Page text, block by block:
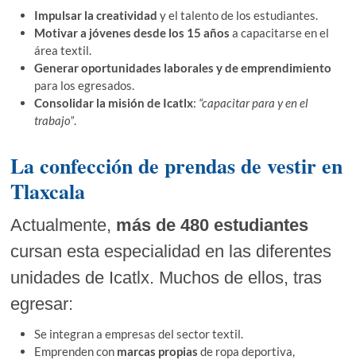
Impulsar la creatividad y el talento de los estudiantes.
Motivar a jóvenes desde los 15 años a capacitarse en el
área textil.
Generar oportunidades laborales y de emprendimiento
para los egresados.
Consolidar la misión de Icatlx: “capacitar para y en el
trabajo”.
La confección de prendas de vestir en
Tlaxcala
Actualmente, más de 480 estudiantes
cursan esta especialidad en las diferentes
unidades de Icatlx. Muchos de ellos, tras
egresar:
Se integran a empresas del sector textil.
Emprenden con marcas propias de ropa deportiva,